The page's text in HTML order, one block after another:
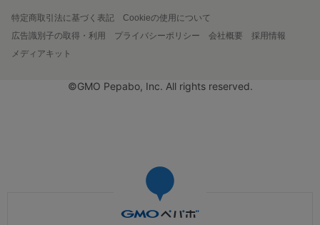
特定商取引法に基づく表記
Cookieの使用について
広告識別子の取得・利用
プライバシーポリシー 会社概要
採用情報
メディアキット
©GMO Pepabo, Inc. All rights reserved.